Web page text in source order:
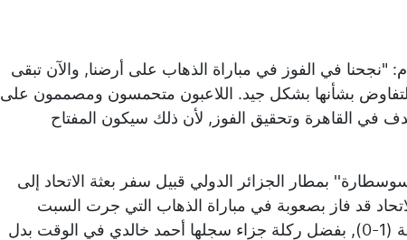
"نجحنا في الفوز في مباراة الذهاب على أرضنا, والآن تبقى
التفاوض بشأنها بشكل جيد. اللاعبون متحمسون ومصممون على
في القاهرة وتحقيق الفوز, لأن ذلك سيكون المفتاح
بمطار الجزائر الدولي قبيل سفر بعثة الاتحاد إلى
قد فاز بصعوبة في مباراة الذهاب التي جرت السبت
الماضي بملعب 5 جويلية الأولمبي, بنتيجة (1-0), بفضل ركلة جزاء سجلها أحمد خالدي في الوقت بدل